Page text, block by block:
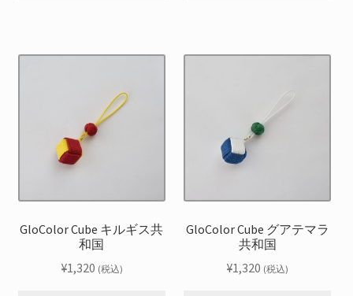
GloColor Cube キルギス共
和国
¥1,320 (税込)
GloColor Cube グアテマラ
共和国
¥1,320 (税込)